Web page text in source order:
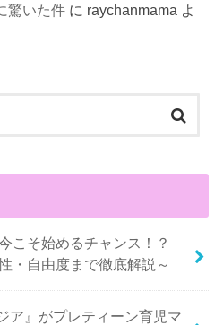
驚いた件 に raychanmama よ
こそ始めるチャンス！？
・自由度まで徹底解説～
ア』がプレティーン育児マ